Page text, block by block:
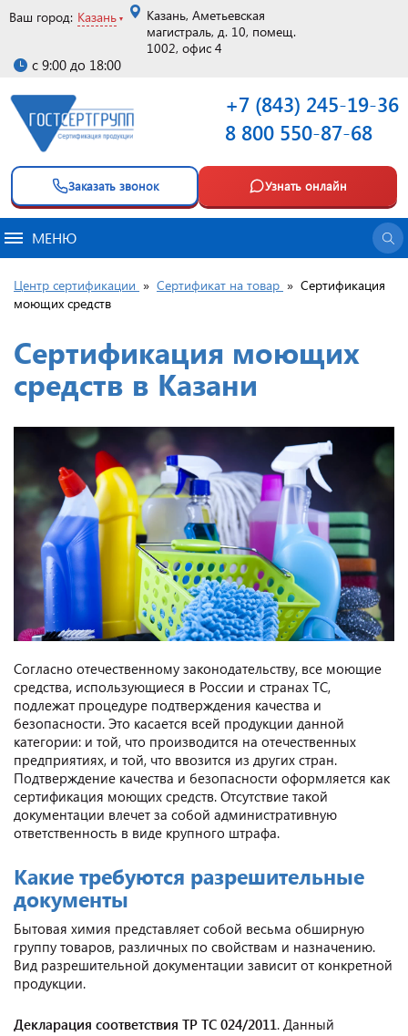
Ваш город: Казань
Казань, Аметьевская
магистраль, д. 10, помещ.
1002, офис 4
с 9:00 до 18:00
+7 (843) 245-19-36
8 800 550-87-68
Заказать звонок Узнать онлайн
МЕНЮ
Центр сертификации » Сертификат на товар » Сертификация
моющих средств
Сертификация моющих
средств в Казани
Согласно отечественному законодательству, все моющие
средства, использующиеся в России и странах ТС,
подлежат процедуре подтверждения качества и
безопасности. Это касается всей продукции данной
категории: и той, что производится на отечественных
предприятиях, и той, что ввозится из других стран.
Подтверждение качества и безопасности оформляется как
сертификация моющих средств. Отсутствие такой
документации влечет за собой административную
ответственность в виде крупного штрафа.
Какие требуются разрешительные
документы
Бытовая химия представляет собой весьма обширную
группу товаров, различных по свойствам и назначению.
Вид разрешительной документации зависит от конкретной
продукции.
Декларация соответствия ТР ТС 024/2011. Данный